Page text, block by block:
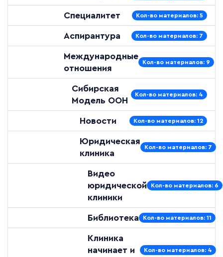
Специалитет Кол-во материалов: 5
Аспирантура Кол-во материалов: 7
Международные
отношения
Кол-во материалов: 9
Сибирская
Модель ООН
Кол-во материалов: 4
Новости Кол-во материалов: 12
Юридическая
клиника
Кол-во материалов: 7
Видео
юридической
клиники
Кол-во материалов: 6
Библиотека Кол-во материалов: 11
Клиника
начинает и
Кол-во материалов: 4